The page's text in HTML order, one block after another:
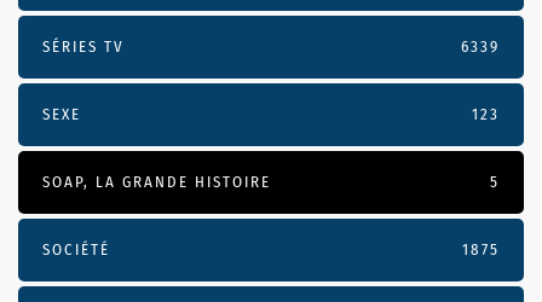
SÉRIES TV 6339
SEXE 123
SOAP, LA GRANDE HISTOIRE 5
SOCIÉTÉ 1875